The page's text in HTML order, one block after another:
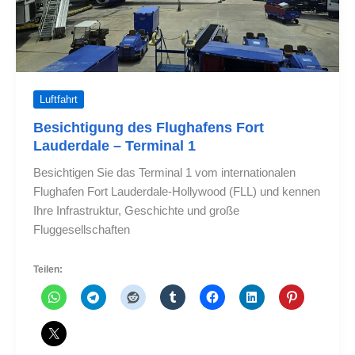
Luftfahrt
Besichtigung des Flughafens Fort
Lauderdale – Terminal 1
Besichtigen Sie das Terminal 1 vom internationalen
Flughafen Fort Lauderdale-Hollywood (FLL) und kennen
Ihre Infrastruktur, Geschichte und große
Fluggesellschaften
Teilen: